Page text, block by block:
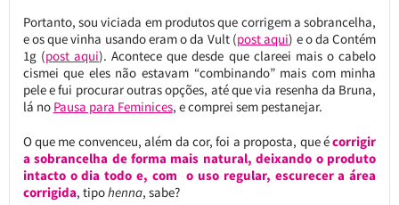
Portanto, sou viciada em produtos que corrigem a sobrancelha,
e os que vinha usando eram o da Vult (post aqui) e o da Contém
1g (post aqui). Acontece que desde que clareei mais o cabelo
cismei que eles não estavam “combinando” mais com minha
pele e fui procurar outras opções, até que via resenha da Bruna,
lá no Pausa para Feminices, e comprei sem pestanejar.
O que me convenceu, além da cor, foi a proposta, que écorrigir
a sobrancelha de forma mais natural, deixando o produto
intacto o dia todo e, com o uso regular, escurecer a área
corrigida, tipohenna, sabe?